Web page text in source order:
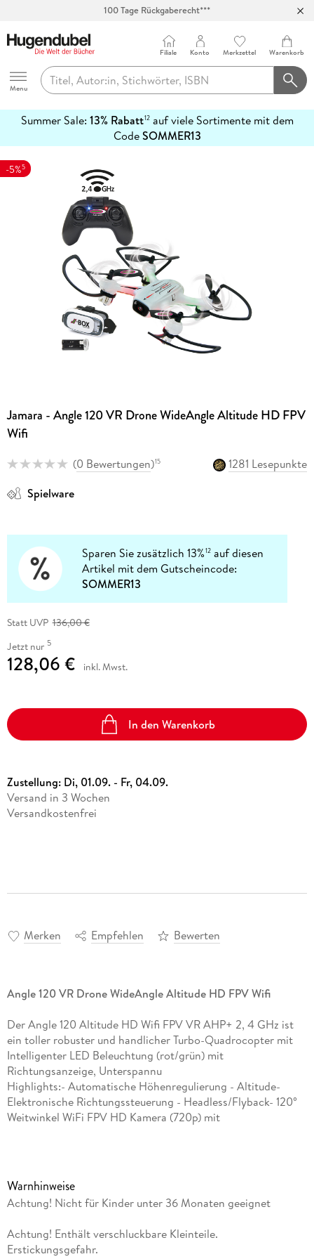
100 Tage Rückgaberecht***
Hugendubel
Menu
Filiale Konto Merkzettel Warenkorb
Summer Sale: 13% Rabatt12auf viele Sortimente mit dem
CodeSOMMER13
erfahren
-5%5
Jamara - Angle 120 VR Drone WideAngle Altitude HD FPV
Wifi
(0 Bewertungen)15
1281 Lesepunkte
Spielware
Sparen Sie zusätzlich 13%12 auf diesen
Artikel mit dem Gutscheincode:
SOMMER13
Statt UVP 136,00 €
Jetzt nur 5
128,06 € inkl. Mwst.
In den Warenkorb
Zustellung: Di, 01.09. - Fr, 04.09.
Versand in 3 Wochen
Versandkostenfrei
Merken Empfehlen Bewerten
Angle 120 VR Drone WideAngle Altitude HD FPV Wifi
Der Angle 120 Altitude HD Wifi FPV VR AHP+ 2, 4 GHz ist
ein toller robuster und handlicher Turbo-Quadrocopter mit
Intelligenter LED Beleuchtung (rot/grün) mit
Richtungsanzeige, Unterspannu
Highlights:- Automatische Höhenregulierung - Altitude-
Elektronische Richtungssteuerung - Headless/Flyback- 120°
Weitwinkel WiFi FPV HD Kamera (720p) mit
Richtungsanzeige und Unterspannungswarnung- 2, 4 GHz für
Mehrspielerbetrieb- Stabiler leichter Kunststoffrahmen- 4
kraftvolle, durchzugsstarke Hochleistungsmotoren- Bis zu 40
Eingebauter Smartphone-Halter (ausziehbar bis ~ 10 cm) in
Warnhinweise
Achtung! Nicht für Kinder unter 36 Monaten geeignet
Achtung! Enthält verschluckbare Kleinteile.
Erstickungsgefahr.